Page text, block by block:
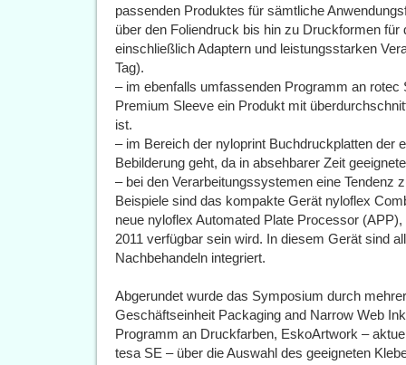
passenden Produktes für sämtliche
über den Foliendruck bis hin zu Druckformen für
einschließlich Adaptern und leistungsstarken
Tag).
– im ebenfalls umfassenden Programm an rotec
Premium Sleeve ein Produkt mit
ist.
– im Bereich der nyloprint Buchdruckplatten der
Bebilderung geht, da in absehbarer Zeit
– bei den Verarbeitungssystemen eine Tendenz
Beispiele sind das kompakte Gerät nyloflex
neue nyloflex Automated Plate Processor
2011 verfügbar sein wird. In diesem Gerät sind
Nachbehandeln integriert.
Abgerundet wurde das Symposium durch
Geschäftseinheit Packaging and Narrow Web
Programm an Druckfarben, EskoArtwork –
tesa SE – über die Auswahl des geeigneten